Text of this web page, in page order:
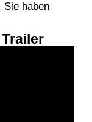
Sie haben